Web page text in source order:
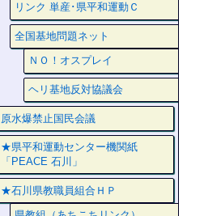
リンク 単産･県平和運動Ｃ
全国基地問題ネット
ＮＯ！オスプレイ
ヘリ基地反対協議会
原水爆禁止国民会議
★県平和運動センター機関紙
「PEACE 石川」
★石川県教職員組合ＨＰ